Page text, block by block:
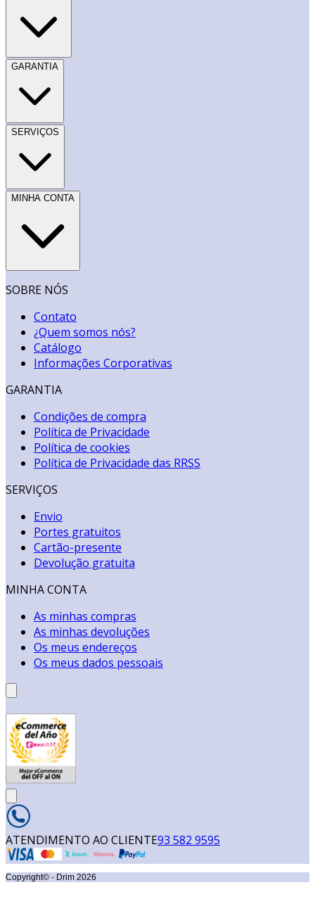
GARANTIA
SERVIÇOS
MINHA CONTA
SOBRE NÓS
Contato
¿Quem somos nós?
Catálogo
Informações Corporativas
GARANTIA
Condições de compra
Política de Privacidade
Política de cookies
Política de Privacidade das RRSS
SERVIÇOS
Envio
Portes gratuitos
Cartão-presente
Devolução gratuita
MINHA CONTA
As minhas compras
As minhas devoluções
Os meus endereços
Os meus dados pessoais
ATENDIMENTO AO CLIENTE93 582 9595
Copyright© - Drim 2026